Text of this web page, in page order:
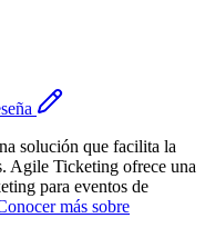
solución que facilita la
Agile Ticketing ofrece una
para eventos de
más sobre